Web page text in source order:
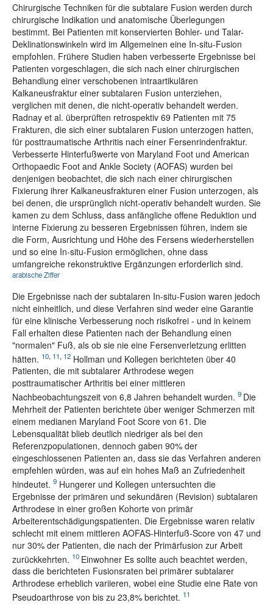
Chirurgische Techniken für die subtalare Fusion werden durch
chirurgische Indikation und anatomische Überlegungen
bestimmt. Bei Patienten mit konservierten Bohler- und Talar-
Deklinationswinkeln wird im Allgemeinen eine In-situ-Fusion
empfohlen. Frühere Studien haben verbesserte Ergebnisse bei
Patienten vorgeschlagen, die sich nach einer chirurgischen
Behandlung einer verschobenen intraartikulären
Kalkaneusfraktur einer subtalaren Fusion unterziehen,
verglichen mit denen, die nicht-operativ behandelt werden.
Radnay et al. überprüften retrospektiv 69 Patienten mit 75
Frakturen, die sich einer subtalaren Fusion unterzogen hatten,
für posttraumatische Arthritis nach einer Fersenrindenfraktur.
Verbesserte Hinterfußwerte von Maryland Foot und American
Orthopaedic Foot and Ankle Society (AOFAS) wurden bei
denjenigen beobachtet, die sich nach einer chirurgischen
Fixierung ihrer Kalkaneusfrakturen einer Fusion unterzogen, als
bei denen, die ursprünglich nicht-operativ behandelt wurden. Sie
kamen zu dem Schluss, dass anfängliche offene Reduktion und
interne Fixierung zu besseren Ergebnissen führen, indem sie
die Form, Ausrichtung und Höhe des Fersens wiederherstellen
und so eine In-situ-Fusion ermöglichen, ohne dass
umfangreiche rekonstruktive Ergänzungen erforderlich sind.
arabische Ziffer
Die Ergebnisse nach der subtalaren In-situ-Fusion waren jedoch
nicht einheitlich, und diese Verfahren sind weder eine Garantie
für eine klinische Verbesserung noch risikofrei - und in keinem
Fall erhalten diese Patienten nach der Behandlung einen
"normalen" Fuß, als ob sie nie eine Fersenverletzung erlitten
hätten. 10, 11, 12 Hollman und Kollegen berichteten über 40
Patienten, die mit subtalarer Arthrodese wegen
posttraumatischer Arthritis bei einer mittleren
Nachbeobachtungszeit von 6,8 Jahren behandelt wurden. 9 Die
Mehrheit der Patienten berichtete über weniger Schmerzen mit
einem medianen Maryland Foot Score von 61. Die
Lebensqualität blieb deutlich niedriger als bei den
Referenzpopulationen, dennoch gaben 90% der
eingeschlossenen Patienten an, dass sie das Verfahren anderen
empfehlen würden, was auf ein hohes Maß an Zufriedenheit
hindeutet. 9 Hungerer und Kollegen untersuchten die
Ergebnisse der primären und sekundären (Revision) subtalaren
Arthrodese in einer großen Kohorte von primär
Arbeiterentschädigungspatienten. Die Ergebnisse waren relativ
schlecht mit einem mittleren AOFAS-Hinterfuß-Score von 47 und
nur 30% der Patienten, die nach der Primärfusion zur Arbeit
zurückkehrten. 10 Einwohner Es sollte auch beachtet werden,
dass die berichteten Fusionsraten bei primärer subtalarer
Arthrodese erheblich variieren, wobei eine Studie eine Rate von
Pseudoarthrose von bis zu 23,8% berichtet. 11